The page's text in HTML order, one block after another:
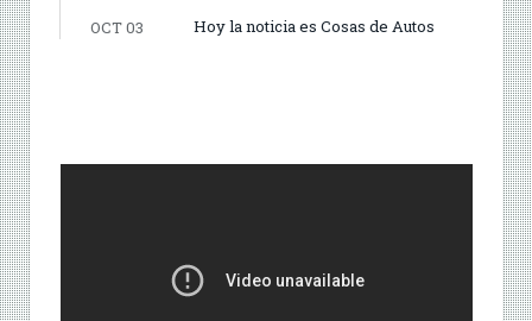
OCT 03 Hoy la noticia es Cosas de Autos